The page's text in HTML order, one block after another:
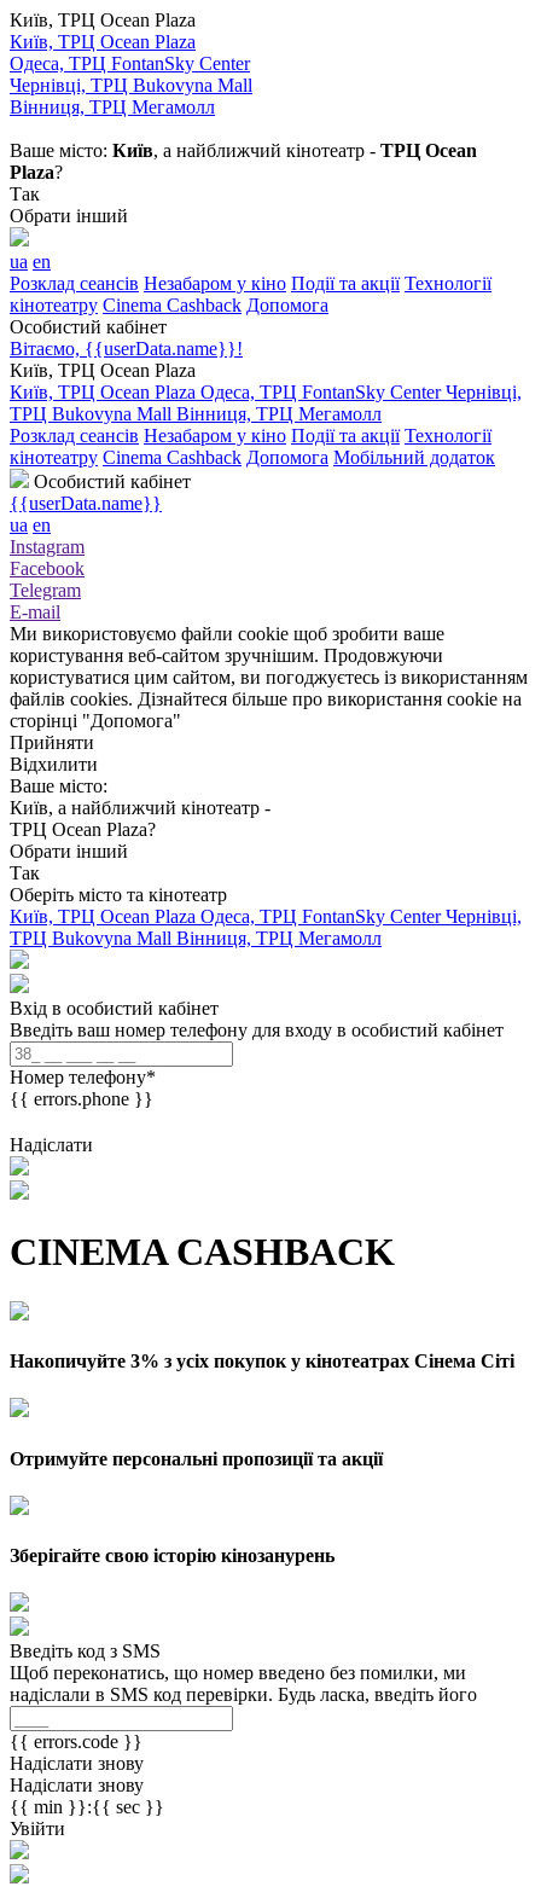
Київ, ТРЦ Ocean Plaza
Київ, ТРЦ Ocean Plaza
Одеса, ТРЦ FontanSky Center
Чернівці, ТРЦ Bukovyna Mall
Вінниця, ТРЦ Мегамолл
Ваше місто: Київ, а найближчий кінотеатр - ТРЦ Ocean
Plaza?
Так
Обрати інший
ua en
Розклад сеансів Незабаром у кіно Події та акції Технології
кінотеатру Cinema Cashback Допомога
Особистий кабінет
Вітаємо, {{userData.name}}!
Київ, ТРЦ Ocean Plaza
Київ, ТРЦ Ocean Plaza Одеса, ТРЦ FontanSky CenterЧернівці,
ТРЦ Bukovyna Mall Вінниця, ТРЦ Мегамолл
Розклад сеансів Незабаром у кіно Події та акції Технології
кінотеатру Cinema Cashback Допомога Мобільний додаток
Особистий кабінет
{{userData.name}}
ua en
Instagram
Facebook
Telegram
E-mail
Ми використовуємо файли cookie щоб зробити ваше
користування веб-сайтом зручнішим. Продовжуючи
користуватися цим сайтом, ви погоджуєтесь із використанням
файлів cookies. Дізнайтеся більше про використання cookie на
сторінці "Допомога"
Прийняти
Відхилити
Ваше місто:
Київ, а найближчий кінотеатр -
ТРЦ Ocean Plaza?
Обрати інший
Так
Оберіть місто та кінотеатр
Київ, ТРЦ Ocean Plaza Одеса, ТРЦ FontanSky CenterЧернівці,
ТРЦ Bukovyna Mall Вінниця, ТРЦ Мегамолл
Вхід в особистий кабінет
Введіть ваш номер телефону для входу в особистий кабінет
Номер телефону*
{{ errors.phone }}
Надіслати
CINEMA CASHBACK
Накопичуйте 3% з усіх покупок у кінотеатрах Сінема Сіті
Отримуйте персональні пропозиції та акції
Зберігайте свою історію кінозанурень
Введіть код з SMS
Щоб переконатись, що номер введено без помилки, ми
надіслали в SMS код перевірки. Будь ласка, введіть його
{{ errors.code }}
Надіслати знову
Надіслати знову
{{ min }}:{{ sec }}
Увійти